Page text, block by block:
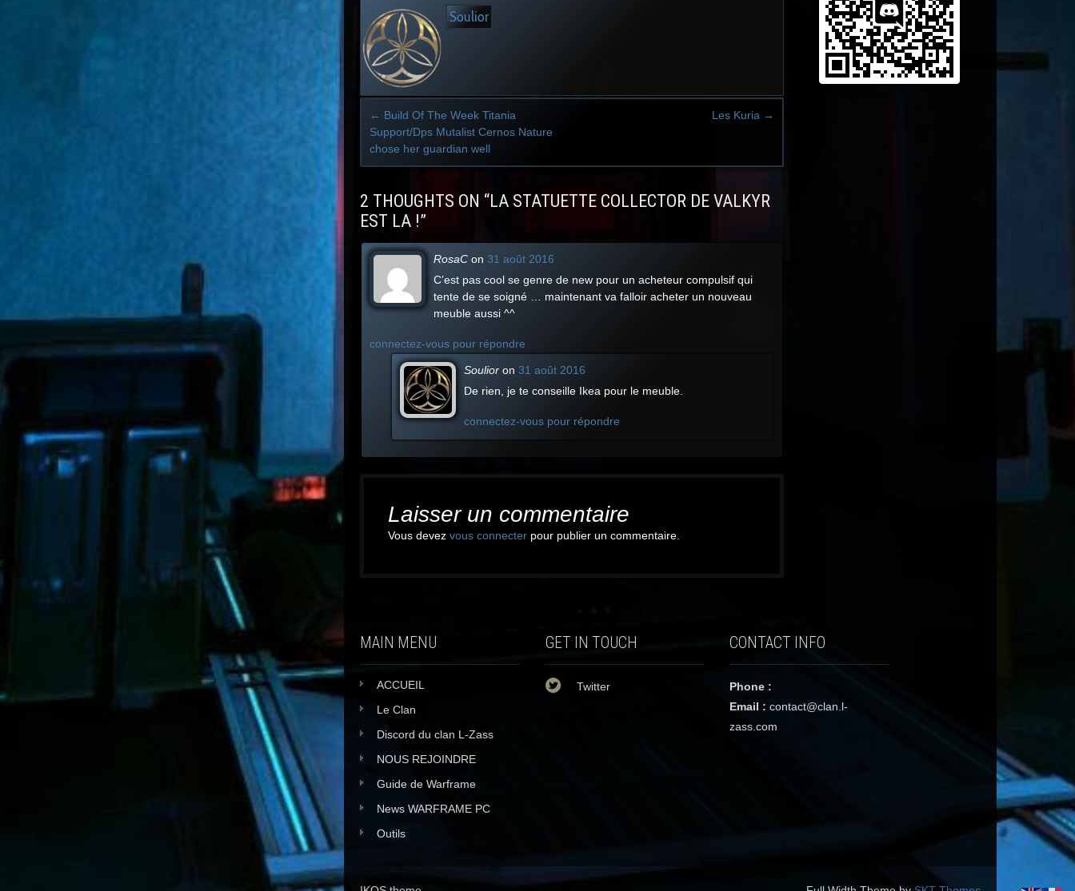
Soulior
Post
← Build Of The Week Titania
Support/Dps Mutalist Cernos Nature
chose her guardian well
Les Kuria →
2 THOUGHTS ON “LA STATUETTE COLLECTOR DE VALKYR
EST LA !”
RosaC on 31 août 2016
C’est pas cool se genre de new pour un acheteur compulsif qui
tente de se soigné … maintenant va falloir acheter un nouveau
meuble aussi ^^
connectez-vous pour répondre
Soulior on 31 août 2016
De rien, je te conseille Ikea pour le meuble.
connectez-vous pour répondre
Laisser un commentaire
Vous devez vous connecter pour publier un commentaire.
MAIN MENU
ACCUEIL
Le Clan
Discord du clan L-Zass
NOUS REJOINDRE
Guide de Warframe
News WARFRAME PC
Outils
GET IN TOUCH
Twitter
CONTACT INFO
Phone :
Email : contact@clan.l-
zass.com